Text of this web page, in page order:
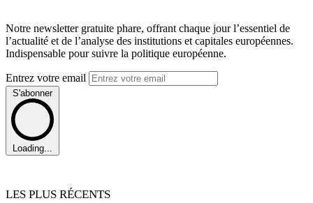
Notre newsletter gratuite phare, offrant chaque jour l’essentiel de
l’actualité et de l’analyse des institutions et capitales européennes.
Indispensable pour suivre la politique européenne.
Entrez votre email
S'abonner
Loading...
LES PLUS RÉCENTS